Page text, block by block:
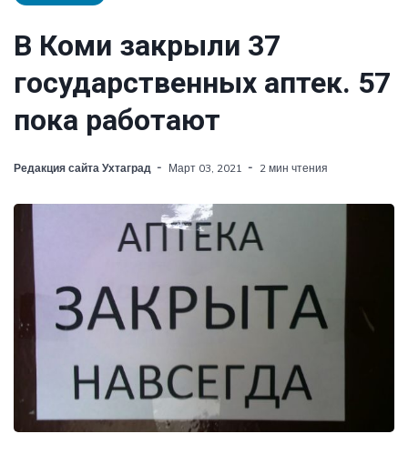
В Коми закрыли 37
государственных аптек. 57
пока работают
Редакция сайта Ухтаград Март 03, 2021 2 мин чтения